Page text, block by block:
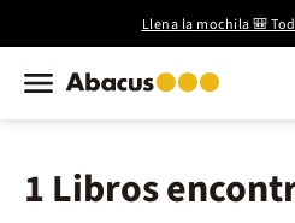
Llena la mochila 🎒
1 Libros